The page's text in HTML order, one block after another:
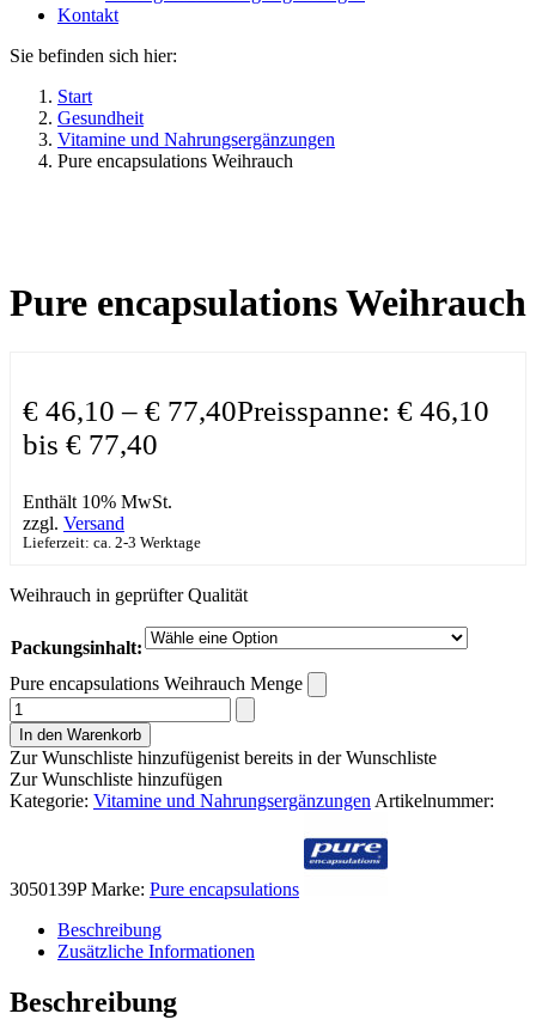
Kontakt
Sie befinden sich hier:
Start
Gesundheit
Vitamine und Nahrungsergänzungen
Pure encapsulations Weihrauch
Pure encapsulations Weihrauch
€ 46,10 – € 77,40Preisspanne: € 46,10
bis € 77,40
Enthält 10% MwSt.
zzgl. Versand
Lieferzeit: ca. 2-3 Werktage
Weihrauch in geprüfter Qualität
Packungsinhalt:
Pure encapsulations Weihrauch Menge
In den Warenkorb
Zur Wunschliste hinzufügenist bereits in der Wunschliste
Zur Wunschliste hinzufügen
Kategorie: Vitamine und Nahrungsergänzungen Artikelnummer:
3050139P Marke: Pure encapsulations
Beschreibung
Zusätzliche Informationen
Beschreibung